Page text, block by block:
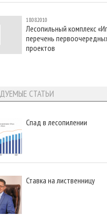
18.08.2010
Лесопильный комплекс
перечень
проектов
СТАТЬИ
Спад в лесопилении
Ставка на лиственницу